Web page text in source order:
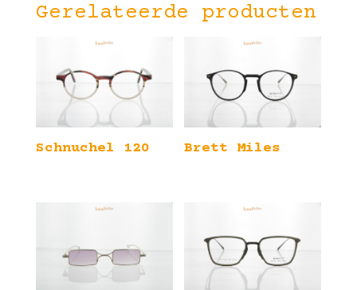
Gerelateerde producten
Schnuchel 120 Brett Miles